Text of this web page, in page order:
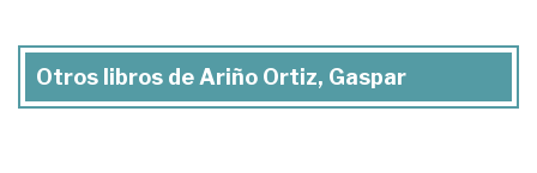
Otros libros de Ariño Ortiz, Gaspar